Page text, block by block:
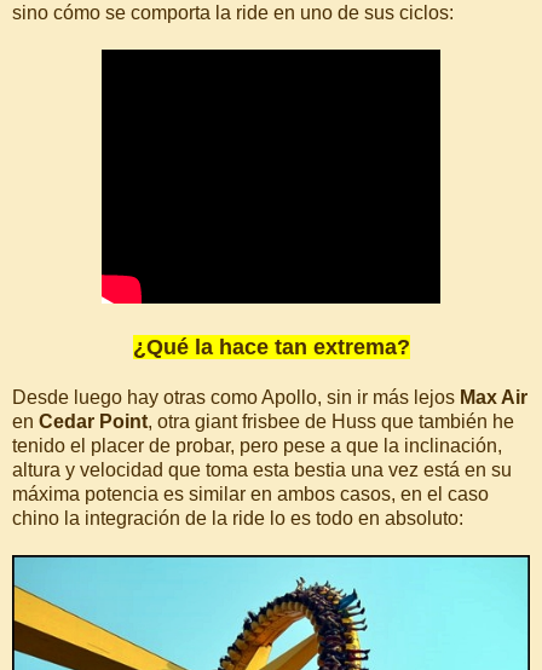
sino cómo se comporta la ride en uno de sus ciclos:
¿Qué la hace tan extrema?
Desde luego hay otras como Apollo, sin ir más lejos Max Air
en Cedar Point, otra giant frisbee de Huss que también he
tenido el placer de probar, pero pese a que la inclinación,
altura y velocidad que toma esta bestia una vez está en su
máxima potencia es similar en ambos casos, en el caso
chino la integración de la ride lo es todo en absoluto: